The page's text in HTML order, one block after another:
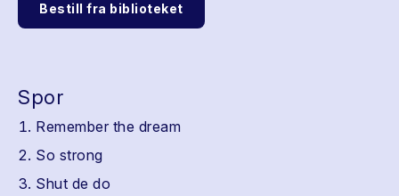
Bestill fra biblioteket
Spor
Remember the dream
So strong
Shut de do